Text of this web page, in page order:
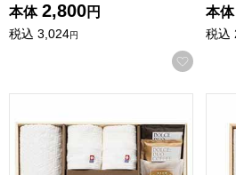
本体 2,800円
税込 3,024円
お気に
本体
税込